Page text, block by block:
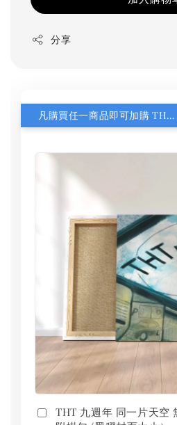
分享
凡購買任一商品即可加購 THT 九週年 同一片天空 無框畫 30 x 30 cm 附掛勾 (黑膠封面大小）
THT 九週年 同一片天空